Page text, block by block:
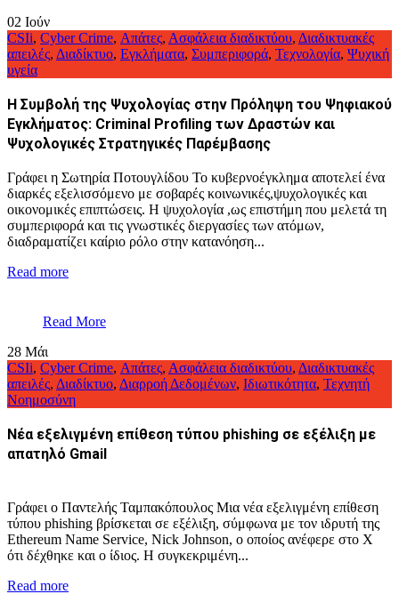
02 Ιούν
CSIi, Cyber Crime, Απάτες, Ασφάλεια διαδικτύου, Διαδικτυακές
απειλές, Διαδίκτυο, Εγκλήματα, Συμπεριφορά, Τεχνολογία, Ψυχική
υγεία
Η Συμβολή της Ψυχολογίας στην Πρόληψη του Ψηφιακού
Εγκλήματος: Criminal Profiling των Δραστών και
Ψυχολογικές Στρατηγικές Παρέμβασης
Γράφει η Σωτηρία Ποτουγλίδου Το κυβερνοέγκλημα αποτελεί ένα
διαρκές εξελισσόμενο με σοβαρές κοινωνικές,ψυχολογικές και
οικονομικές επιπτώσεις. Η ψυχολογία ,ως επιστήμη που μελετά τη
συμπεριφορά και τις γνωστικές διεργασίες των ατόμων,
διαδραματίζει καίριο ρόλο στην κατανόηση...
Read more
Read More
28 Μάι
CSIi, Cyber Crime, Απάτες, Ασφάλεια διαδικτύου, Διαδικτυακές
απειλές, Διαδίκτυο, Διαρροή Δεδομένων, Ιδιωτικότητα, Τεχνητή
Νοημοσύνη
Νέα εξελιγμένη επίθεση τύπου phishing σε εξέλιξη με
απατηλό Gmail
Γράφει ο Παντελής Ταμπακόπουλος Μια νέα εξελιγμένη επίθεση
τύπου phishing βρίσκεται σε εξέλιξη, σύμφωνα με τον ιδρυτή της
Ethereum Name Service, Nick Johnson, ο οποίος ανέφερε στο Χ
ότι δέχθηκε και ο ίδιος. Η συγκεκριμένη...
Read more